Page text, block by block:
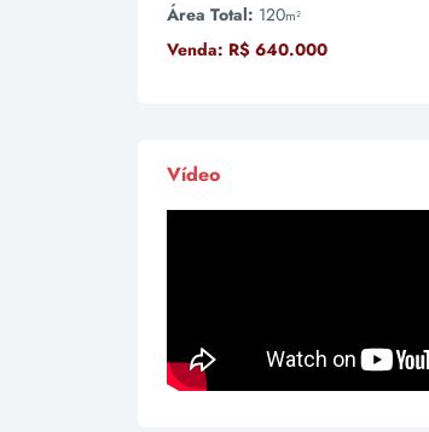
Área Total: 120m²
Venda: R$ 640.000
Vídeo